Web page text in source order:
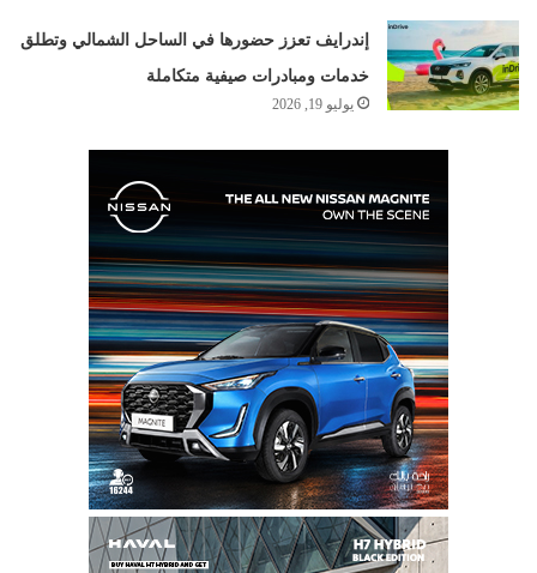
إندرايف تعزز حضورها في الساحل الشمالي وتطلق
خدمات ومبادرات صيفية متكاملة
يوليو 19, 2026